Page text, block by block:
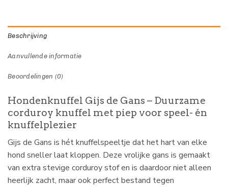
Beschrijving
Aanvullende informatie
Beoordelingen (0)
Hondenknuffel Gijs de Gans – Duurzame
corduroy knuffel met piep voor speel- én
knuffelplezier
Gijs de Gans is hét knuffelspeeltje dat het hart van elke
hond sneller laat kloppen. Deze vrolijke gans is gemaakt
van extra stevige corduroy stof en is daardoor niet alleen
heerlijk zacht, maar ook perfect bestand tegen